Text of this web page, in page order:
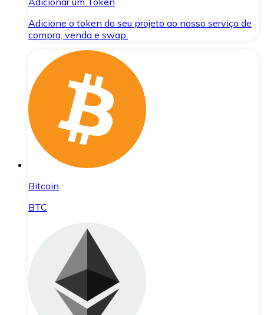
Adicione o token do seu projeto ao nosso serviço de
compra, venda e swap.
Bitcoin
BTC